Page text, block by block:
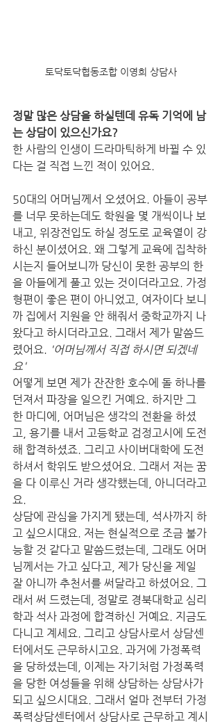
토닥토닥협동조합 이영희 상담사
정말 많은 상담을 하실텐데 유독 기억에 남
는 상담이 있으신가요?
한 사람의 인생이 드라마틱하게 바뀔 수 있
다는 걸 직접 느낀 적이 있어요.
50대의 어머님께서 오셨어요. 아들이 공부
를 너무 못하는데도 학원을 몇 개씩이나 보
내고, 위장전입도 하실 정도로 교육열이 강
하신 분이셨어요. 왜 그렇게 교육에 집착하
시는지 들어보니까 당신이 못한 공부의 한
을 아들에게 풀고 있는 것이더라고요. 가정
형편이 좋은 편이 아니었고, 여자이다 보니
까 집에서 지원을 안 해줘서 중학교까지 나
왔다고 하시더라고요. 그래서 제가 말씀드
렸어요. '어머님께서 직접 하시면 되겠네
요'
어떻게 보면 제가 잔잔한 호수에 돌 하나를
던져서 파장을 일으킨 거예요. 하지만 그
한 마디에, 어머님은 생각의 전환을 하셨
고, 용기를 내서 고등학교 검정고시에 도전
해 합격하셨죠. 그리고 사이버대학에 도전
하셔서 학위도 받으셨어요. 그래서 저는 꿈
을 다 이루신 거라 생각했는데, 아니더라고
요.
상담에 관심을 가지게 됐는데, 석사까지 하
고 싶으시대요. 저는 현실적으로 조금 불가
능할 것 같다고 말씀드렸는데, 그래도 어머
님께서는 가고 싶다고, 제가 당신을 제일
잘 아니까 추천서를 써달라고 하셨어요. 그
래서 써 드렸는데, 정말로 경북대학교 심리
학과 석사 과정에 합격하신 거예요. 지금도
다니고 계세요. 그리고 상담사로서 상담센
터에서도 근무하시고요. 과거에 가정폭력
을 당하셨는데, 이제는 자기처럼 가정폭력
을 당한 여성들을 위해 상담하는 상담사가
되고 싶으시대요. 그래서 얼마 전부터 가정
폭력상담센터에서 상담사로 근무하고 계시